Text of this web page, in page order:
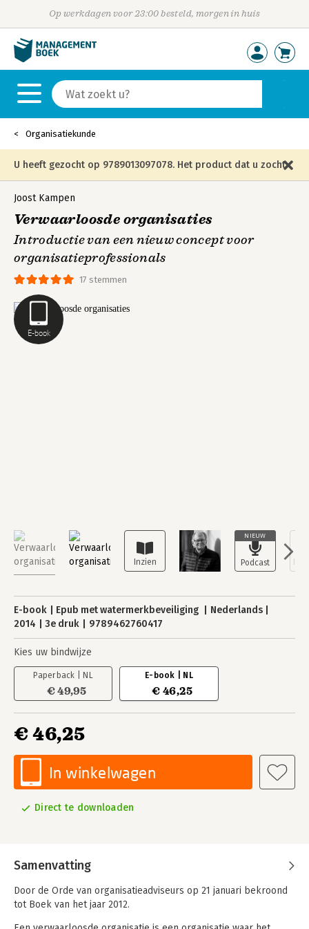
Op werkdagen voor 23:00 besteld, morgen in huis
Organisatiekunde
U heeft gezocht op 9789013097078. Het product dat u zocht
is niet meer in die editie leverbaar en is vervangen door de
onderstaande editie.
NIEUW
E-book
17 stemmen
Joost Kampen
Verwaarloosde organisaties
Introductie van een nieuw concept voor
organisatieprofessionals
E-book Epub met watermerkbeveiliging
Nederlands
2014
3e druk 9789462760417
Kies uw bindwijze
Paperback | NL
€ 49,95
E-book | NL
€ 46,25
€ 46,25
In winkelwagen
Direct te downloaden
Samenvatting
Door de Orde van organisatieadviseurs op 21 januari bekroond
tot Boek van het jaar 2012.